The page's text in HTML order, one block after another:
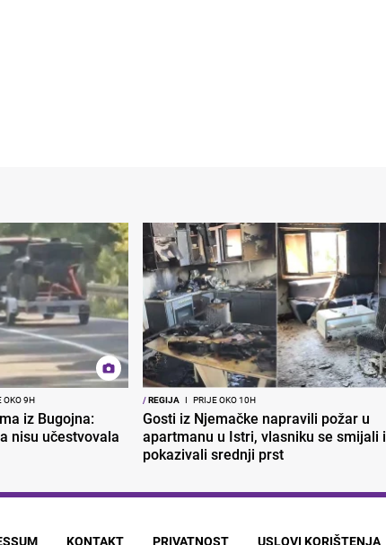
OKO 9H
iz Bugojna:
nisu učestvovala
/REGIJA I PRIJE OKO 10H
Gosti iz Njemačke napravili požar u
apartmanu u Istri, vlasniku se smijali i
pokazivali srednji prst
KONTAKT PRIVATNOST USLOVI KORIŠTENJA